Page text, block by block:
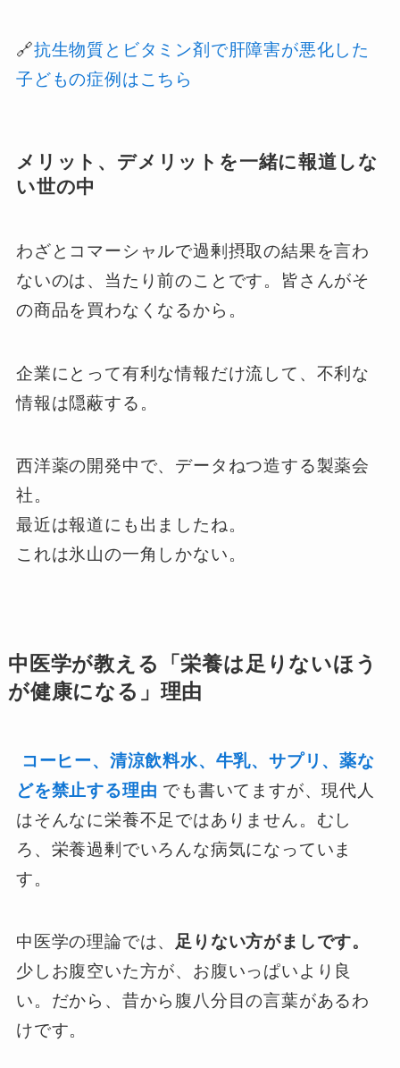
🔗抗生物質とビタミン剤で肝障害が悪化した
子どもの症例はこちら
メリット、デメリットを一緒に報道しな
い世の中
わざとコマーシャルで過剰摂取の結果を言わ
ないのは、当たり前のことです。皆さんがそ
の商品を買わなくなるから。
企業にとって有利な情報だけ流して、不利な
情報は隠蔽する。
西洋薬の開発中で、データねつ造する製薬会
社。
最近は報道にも出ましたね。
これは氷山の一角しかない。
中医学が教える「栄養は足りないほう
が健康になる」理由
コーヒー、清涼飲料水、牛乳、サプリ、薬な
どを禁止する理由 でも書いてますが、現代人
はそんなに栄養不足ではありません。むし
ろ、栄養過剰でいろんな病気になっていま
す。
中医学の理論では、 足りない方がましです。
少しお腹空いた方が、お腹いっぱいより良
い。だから、昔から腹八分目の言葉があるわ
けです。